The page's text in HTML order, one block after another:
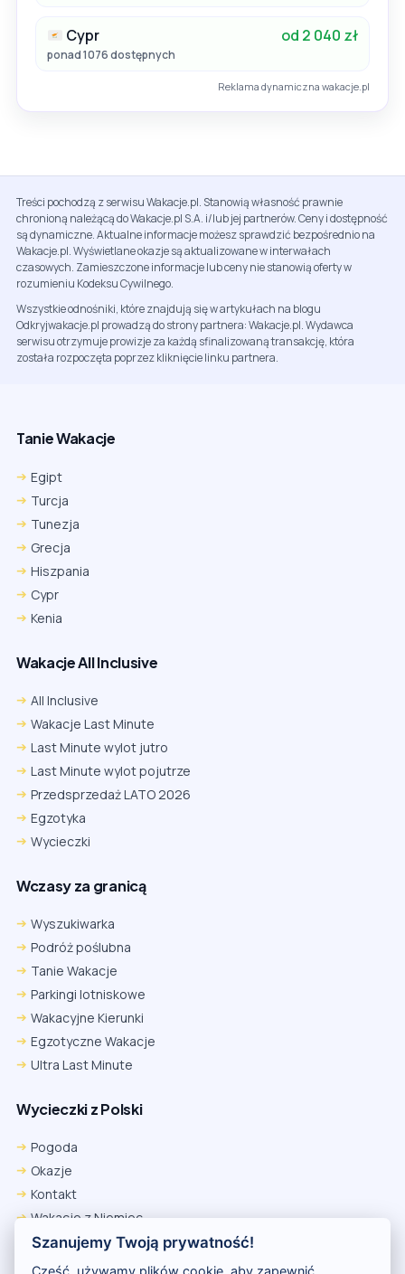
Cypr od 2 040 zł
ponad 1076 dostępnych
Reklama dynamiczna wakacje.pl
Treści pochodzą z serwisu Wakacje.pl. Stanowią własność prawnie
chronioną należącą do Wakacje.pl S.A. i/lub jej partnerów. Ceny i dostępność
są dynamiczne. Aktualne informacje możesz sprawdzić bezpośrednio na
Wakacje.pl. Wyświetlane okazje są aktualizowane w interwałach
czasowych. Zamieszczone informacje lub ceny nie stanowią oferty w
rozumieniu Kodeksu Cywilnego.
Wszystkie odnośniki, które znajdują się w artykułach na blogu
Odkryjwakacje.pl prowadzą do strony partnera: Wakacje.pl. Wydawca
serwisu otrzymuje prowizje za każdą sfinalizowaną transakcję, która
została rozpoczęta poprzez kliknięcie linku partnera.
Tanie Wakacje
Egipt
Turcja
Tunezja
Grecja
Hiszpania
Cypr
Kenia
Wakacje All Inclusive
All Inclusive
Wakacje Last Minute
Last Minute wylot jutro
Last Minute wylot pojutrze
Przedsprzedaż LATO 2026
Egzotyka
Wycieczki
Wczasy za granicą
Wyszukiwarka
Podróż poślubna
Tanie Wakacje
Parkingi lotniskowe
Wakacyjne Kierunki
Egzotyczne Wakacje
Ultra Last Minute
Wycieczki z Polski
Pogoda
Okazje
Kontakt
Wakacje z Niemiec
Polityka Prywatności
Wakacje w Egipcie
Firefox
Ustawienia → Prywatność i bezpieczeństwo → Pliki cookie innych
firm → ustaw „Zezwalaj”.
Na czas rezerwacji nie blokuj cookies i śledzenia dla tej witryny.
Szanujemy Twoją prywatność!